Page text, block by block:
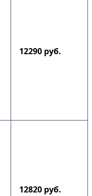
12290 руб.
12820 руб.